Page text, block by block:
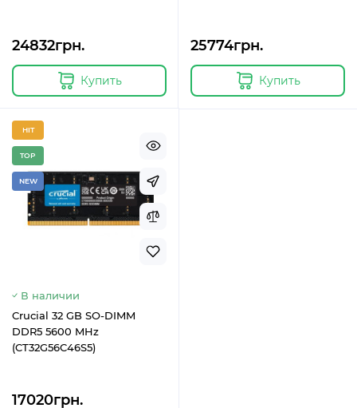
24832грн.
Купить
25774грн.
Купить
HIT
TOP
NEW
В наличии
Crucial 32 GB SO-DIMM
DDR5 5600 MHz
(CT32G56C46S5)
17020грн.